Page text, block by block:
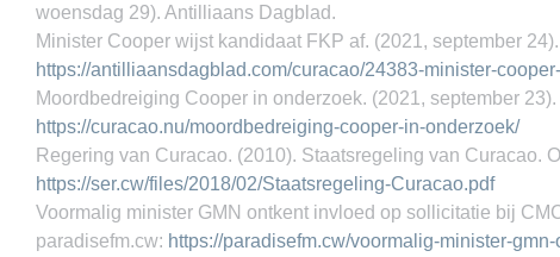
woensdag 29). Antilliaans Dagblad.
Minister Cooper wijst kandidaat FKP af. (2021, september
https://antilliaansdagblad.com/curacao/24383-minister-
Moordbedreiging Cooper in onderzoek. (2021, september
https://curacao.nu/moordbedreiging-cooper-in-onderzoek/
Regering van Curacao. (2010). Staatsregeling van Curacao.
https://ser.cw/files/2018/02/Staatsregeling-Curacao.pdf
Voormalig minister GMN ontkent invloed op sollicitatie bij
paradisefm.cw: https://paradisefm.cw/voormalig-minister-